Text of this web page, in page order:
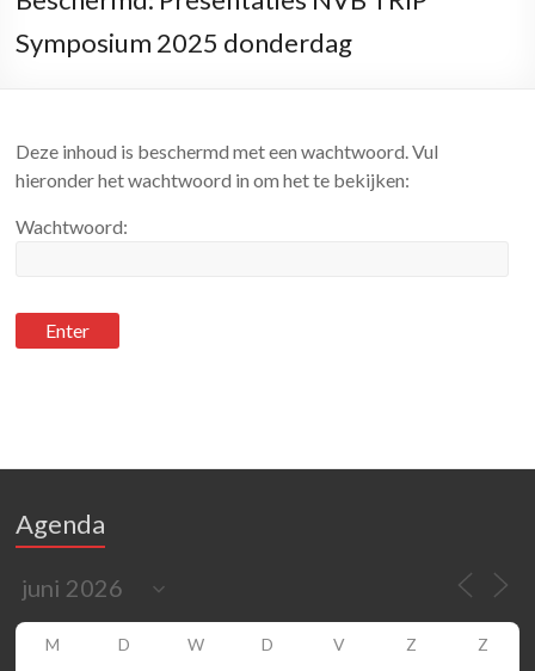
Symposium 2025 donderdag
Deze inhoud is beschermd met een wachtwoord. Vul
hieronder het wachtwoord in om het te bekijken:
Wachtwoord:
Agenda
M D W D V Z Z